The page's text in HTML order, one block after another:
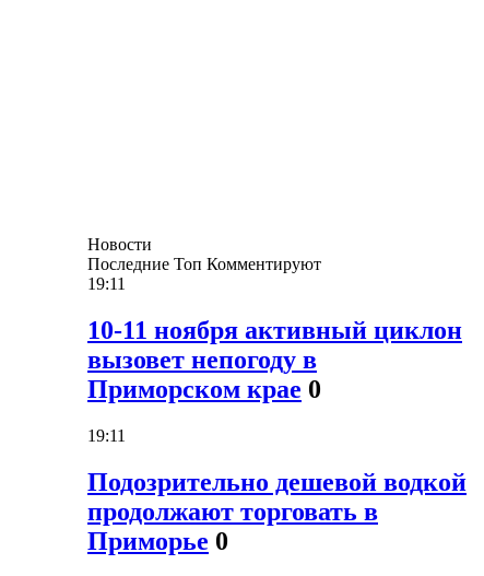
Новости
Последние Топ Комментируют
19:11
10-11 ноября активный циклон
вызовет непогоду в
Приморском крае 0
19:11
Подозрительно дешевой водкой
продолжают торговать в
Приморье 0